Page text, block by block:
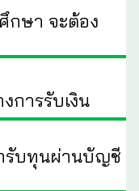
กษา จะต้อง
การรับเงิน
รับทุนผ่านบัญชี